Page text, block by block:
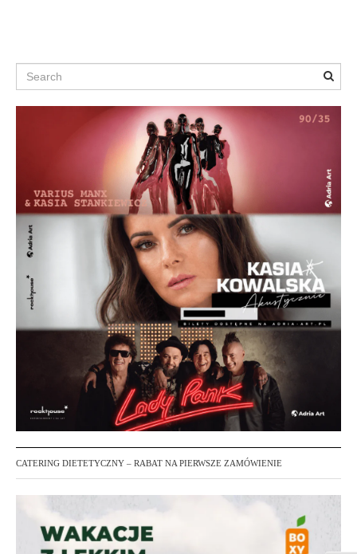
Search
CATERING DIETETYCZNY – RABAT NA PIERWSZE ZAMÓWIENIE